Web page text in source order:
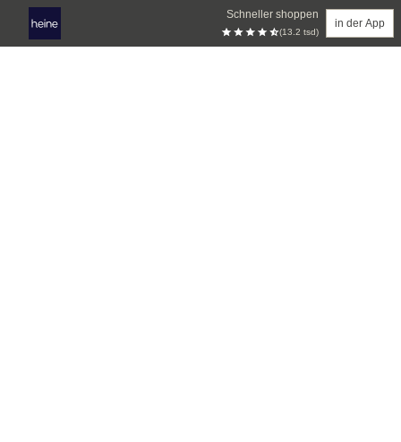
Schneller shoppen
(13.2 tsd)
in der App